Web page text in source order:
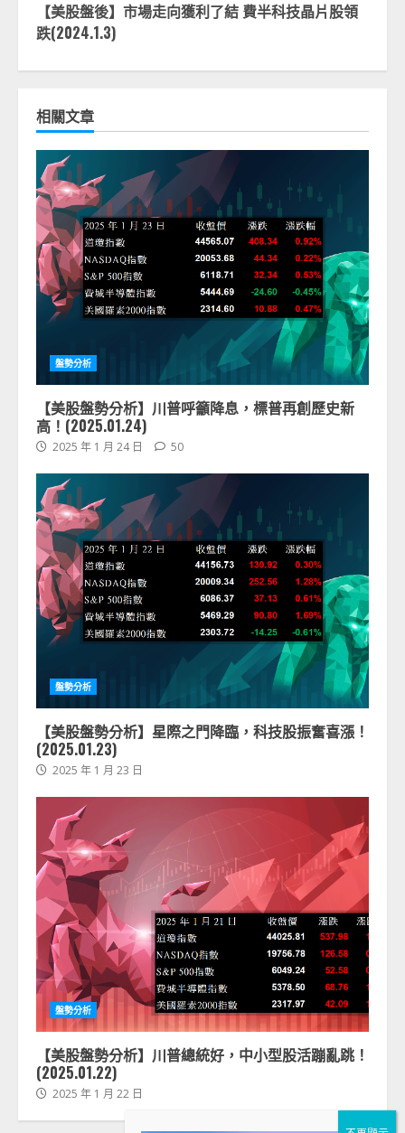
【美股盤後】市場走向獲利了結 費半科技晶片股領
跌(2024.1.3)
相關文章
盤勢分析
【美股盤勢分析】川普呼籲降息，標普再創歷史新
高！(2025.01.24)
2025 年 1 月 24 日 50
盤勢分析
【美股盤勢分析】星際之門降臨，科技股振奮喜漲！
(2025.01.23)
2025 年 1 月 23 日
盤勢分析
【美股盤勢分析】川普總統好，中小型股活蹦亂跳！
(2025.01.22)
2025 年 1 月 22 日